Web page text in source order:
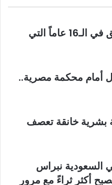
“يويفا” يدرس فتح تحقيق في الـ16 عاماً التي
أمام محكمة مصرية..
بشرية خانقة تعصف
السعودية نبراس
أكثر ثراءً مع مرور